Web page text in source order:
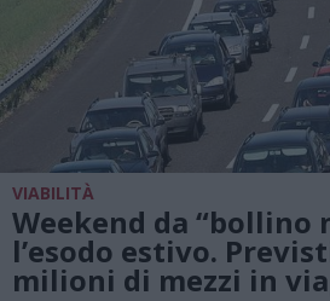
VIABILITÀ
Weekend da “bollino
l’esodo estivo.
milioni di mezzi in